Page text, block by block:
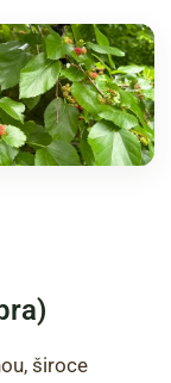
široce